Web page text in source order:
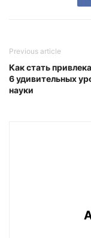
Previous article
Как стать
6 удивительных
науки